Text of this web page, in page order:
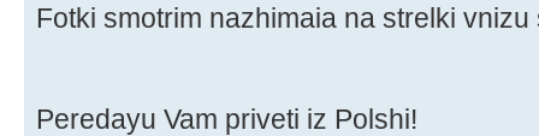
Fotki smotrim nazhimaia na strelki vnizu
Peredayu Vam priveti iz Polshi!